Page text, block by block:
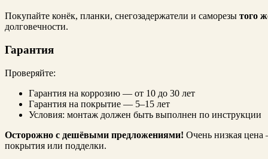
Покупайте конёк, планки, снегозадержатели и саморезы того
долговечности.
Гарантия
Проверяйте:
Гарантия на коррозию — от 10 до 30 лет
Гарантия на покрытие — 5–15 лет
Условия: монтаж должен быть выполнен по инструкции
Осторожно с дешёвыми предложениями! Очень низкая цена
покрытия или подделки.